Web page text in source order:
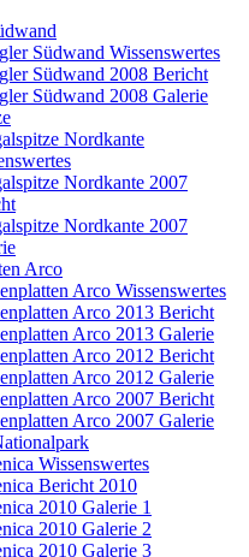
Südwand Wissenswertes
Südwand 2008 Bericht
Südwand 2008 Galerie
Nordkante
Nordkante 2007
Nordkante 2007
Arco
Arco Wissenswertes
Arco 2013 Bericht
Arco 2013 Galerie
Arco 2012 Bericht
Arco 2012 Galerie
Arco 2007 Bericht
Arco 2007 Galerie
Wissenswertes
Bericht 2010
2010 Galerie 1
2010 Galerie 2
2010 Galerie 3